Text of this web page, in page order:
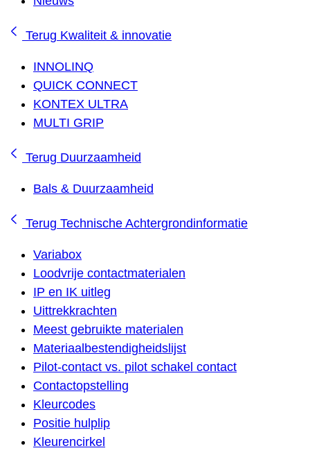
Terug Kwaliteit & innovatie
INNOLINQ
QUICK CONNECT
KONTEX ULTRA
MULTI GRIP
Terug Duurzaamheid
Bals & Duurzaamheid
Terug Technische Achtergrondinformatie
Variabox
Loodvrije contactmaterialen
IP en IK uitleg
Uittrekkrachten
Meest gebruikte materialen
Materiaalbestendigheidslijst
Pilot-contact vs. pilot schakel contact
Contactopstelling
Kleurcodes
Positie hulplip
Kleurencirkel